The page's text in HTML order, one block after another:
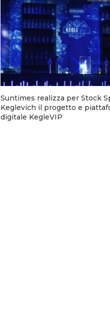
Suntimes realizza per Stock
Keglevich il progetto e
digitale KegleVIP